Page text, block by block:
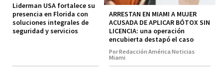
Liderman USA fortalece su
presencia en Florida con
soluciones integrales de
seguridad y servicios
ARRESTAN EN MIAMI A MUJER
ACUSADA DE APLICAR BÓTOX SIN
LICENCIA: una operación
encubierta destapó el caso
Por Redacción América Noticias
Miami